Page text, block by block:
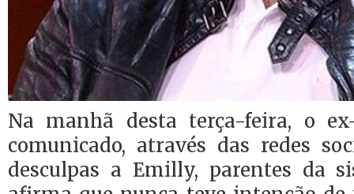
Na manhã desta terça-feira, o
comunicado, através das redes
desculpas a Emilly, parentes da